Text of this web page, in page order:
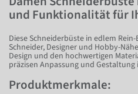
und Funktionalität für
Diese Schneiderbüste in edlem
Schneider, Designer und Hobby-
Design und den hochwertigen
präzisen Anpassung und
Produktmerkmale: